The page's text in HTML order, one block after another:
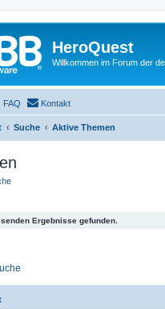
HeroQuest
Willkommen im Forum der
FAQ Kontakt
Suche Aktive Themen
Ergebnisse gefunden.